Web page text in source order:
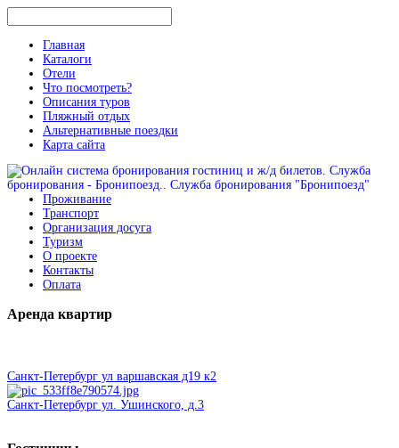
Главная
Каталоги
Отели
Что посмотреть?
Описания туров
Пляжный отдых
Альтернативные поездки
Карта сайта
Проживание
Транспорт
Организация досуга
Туризм
О проекте
Контакты
Оплата
Аренда квартир
Санкт-Петербург ул варшавская д19 к2
Санкт-Петербург ул. Ушинского, д.3